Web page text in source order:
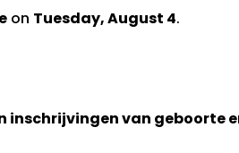
on Tuesday, August 4.
inschrijvingen van geboorte